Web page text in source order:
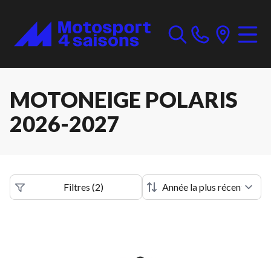
MOTONEIGE POLARIS
2026-2027
Filtres (2)